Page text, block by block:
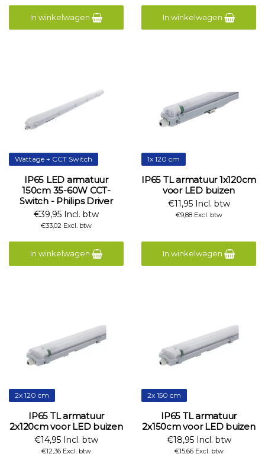
In winkelwagen In winkelwagen
Wattage + CCT Switch
IP65 LED armatuur
150cm 35-60W CCT-
Switch - Philips Driver
€39,95 Incl. btw
€33,02 Excl. btw
In winkelwagen
1x 120 cm
IP65 TL armatuur 1x120cm
voor LED buizen
€11,95 Incl. btw
€9,88 Excl. btw
In winkelwagen
2x 120 cm
IP65 TL armatuur
2x120cm voor LED buizen
€14,95 Incl. btw
€12,36 Excl. btw
2x 150 cm
IP65 TL armatuur
2x150cm voor LED buizen
€18,95 Incl. btw
€15,66 Excl. btw